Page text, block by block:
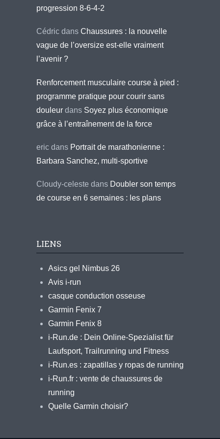
progression 8-6-4-2
Cédric dans Chaussures : la nouvelle
vague de l’oversize est-elle vraiment
l’avenir ?
Renforcement musculaire course à pied :
programme pratique pour courir sans
douleur dans Soyez plus économique
grâce à l’entraînement de la force
eric dans Portrait de marathonienne :
Barbara Sanchez, multi-sportive
Cloudy-celeste dans Doubler son temps
de course en 6 semaines : les plans
LIENS
Asics gel Nimbus 26
Avis i-run
casque conduction osseuse
Garmin Fenix 7
Garmin Fenix 8
i-Run.de : Dein Online-Spezialist für
Laufsport, Trailrunning und Fitness
i-Run.es : zapatillas y ropas de running
i-Run.fr : vente de chaussures de
running
Quelle Garmin choisir?